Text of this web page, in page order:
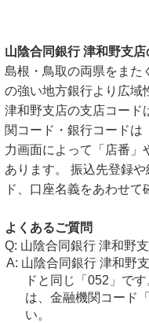
山陰合同銀行 津和野支店
島根・鳥取の両県をまた
の強い地方銀行より広域
津和野支店の支店コード
関コード・銀行コードは
力画面によって「店番」
あります。 振込先登録
ド、口座名義をあわせて
よくあるご質問
山陰合同銀行 津和野
山陰合同銀行 津和野
ドと同じ「052」で
は、金融機関コード
い。